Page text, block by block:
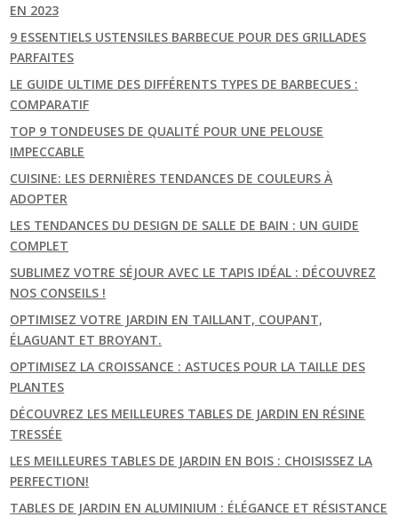
EN 2023
9 ESSENTIELS USTENSILES BARBECUE POUR DES GRILLADES
PARFAITES
LE GUIDE ULTIME DES DIFFÉRENTS TYPES DE BARBECUES :
COMPARATIF
TOP 9 TONDEUSES DE QUALITÉ POUR UNE PELOUSE
IMPECCABLE
CUISINE: LES DERNIÈRES TENDANCES DE COULEURS À
ADOPTER
LES TENDANCES DU DESIGN DE SALLE DE BAIN : UN GUIDE
COMPLET
SUBLIMEZ VOTRE SÉJOUR AVEC LE TAPIS IDÉAL : DÉCOUVREZ
NOS CONSEILS !
OPTIMISEZ VOTRE JARDIN EN TAILLANT, COUPANT,
ÉLAGUANT ET BROYANT.
OPTIMISEZ LA CROISSANCE : ASTUCES POUR LA TAILLE DES
PLANTES
DÉCOUVREZ LES MEILLEURES TABLES DE JARDIN EN RÉSINE
TRESSÉE
LES MEILLEURES TABLES DE JARDIN EN BOIS : CHOISISSEZ LA
PERFECTION!
TABLES DE JARDIN EN ALUMINIUM : ÉLÉGANCE ET RÉSISTANCE